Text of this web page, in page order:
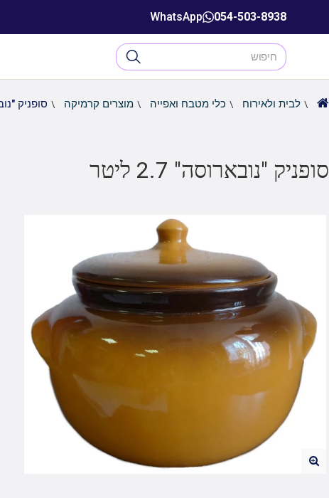
054-503-8938
WhatsApp
לבית ולאירוח כלי מטבח ואפייה מוצרים קרמיקה סופניק
סופניק "נובארוסה" 2.7 ליטר